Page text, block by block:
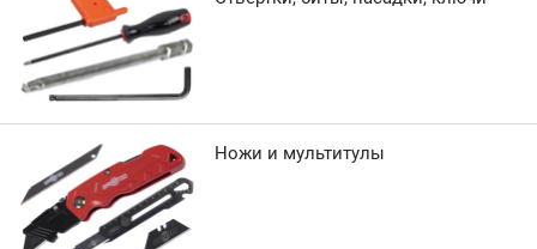
Ножи и мультитулы